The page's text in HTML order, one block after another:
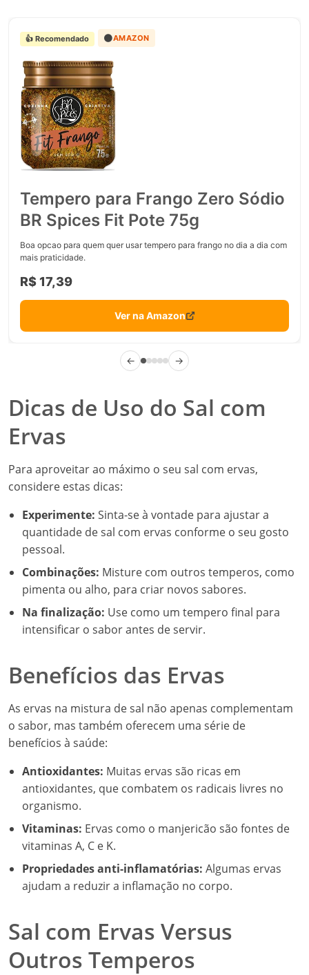
👍 Recomendado 🟠AMAZON
Tempero para Frango Zero Sódio
BR Spices Fit Pote 75g
Boa opcao para quem quer usar tempero para frango no dia a dia com
mais praticidade.
R$ 17,39
Ver na Amazon
← →
Dicas de Uso do Sal com
Ervas
Para aproveitar ao máximo o seu sal com ervas,
considere estas dicas:
Experimente: Sinta-se à vontade para ajustar a
quantidade de sal com ervas conforme o seu gosto
pessoal.
Combinações: Misture com outros temperos, como
pimenta ou alho, para criar novos sabores.
Na finalização: Use como um tempero final para
intensificar o sabor antes de servir.
Benefícios das Ervas
As ervas na mistura de sal não apenas complementam
o sabor, mas também oferecem uma série de
benefícios à saúde:
Antioxidantes: Muitas ervas são ricas em
antioxidantes, que combatem os radicais livres no
organismo.
Vitaminas: Ervas como o manjericão são fontes de
vitaminas A, C e K.
Propriedades anti-inflamatórias: Algumas ervas
ajudam a reduzir a inflamação no corpo.
Sal com Ervas Versus
Outros Temperos